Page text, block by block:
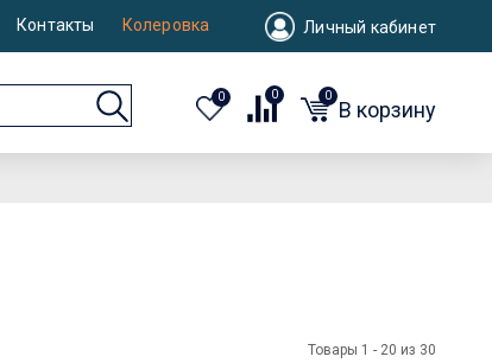
Контакты Колеровка Личный кабинет
0 0 0
В корзину
Товары 1 - 20 из 30